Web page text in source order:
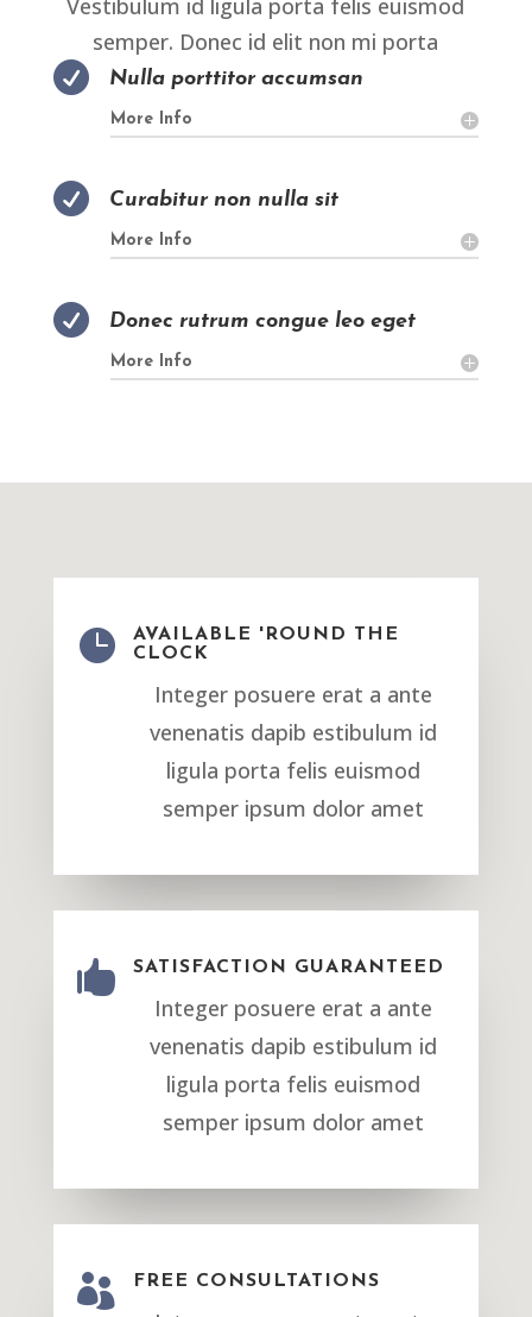
Vestibulum id ligula porta felis euismod
semper. Donec id elit non mi porta
 Nulla porttitor accumsan
More Info
 Curabitur non nulla sit
More Info
 Donec rutrum congue leo eget
More Info

AVAILABLE 'ROUND THE
CLOCK
Integer posuere erat a ante
venenatis dapib estibulum id
ligula porta felis euismod
semper ipsum dolor amet
 SATISFACTION GUARANTEED
Integer posuere erat a ante
venenatis dapib estibulum id
ligula porta felis euismod
semper ipsum dolor amet
 FREE CONSULTATIONS